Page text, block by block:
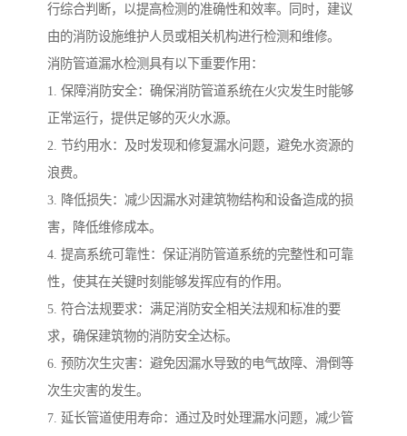
行综合判断，以提高检测的准确性和效率。同时，建议
由的消防设施维护人员或相关机构进行检测和维修。
消防管道漏水检测具有以下重要作用：
1. 保障消防安全：确保消防管道系统在火灾发生时能够
正常运行，提供足够的灭火水源。
2. 节约用水：及时发现和修复漏水问题，避免水资源的
浪费。
3. 降低损失：减少因漏水对建筑物结构和设备造成的损
害，降低维修成本。
4. 提高系统可靠性：保证消防管道系统的完整性和可靠
性，使其在关键时刻能够发挥应有的作用。
5. 符合法规要求：满足消防安全相关法规和标准的要
求，确保建筑物的消防安全达标。
6. 预防次生灾害：避免因漏水导致的电气故障、滑倒等
次生灾害的发生。
7. 延长管道使用寿命：通过及时处理漏水问题，减少管